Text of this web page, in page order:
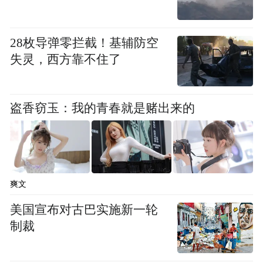
不管是庄严的佛教造像，亦或是恢弘大气的
佛教建筑，再或者是法师们手中的引磬香
灯、手串念珠，甚至是你所熟知的佛教文
创，都是一位位佛门手艺人的智慧结晶！
5月8日下午14:00，凤凰网佛教将在厦门佛事
用品展开启直播间，对话佛门手艺人，敬请
收看！
收看方式
1. 凤凰网首页风直播专区
28枚导弹零拦截！基辅防空
失灵，西方靠不住了
盗香窃玉：我的青春就是赌出来的
爽文
美国宣布对古巴实施新一轮
制裁